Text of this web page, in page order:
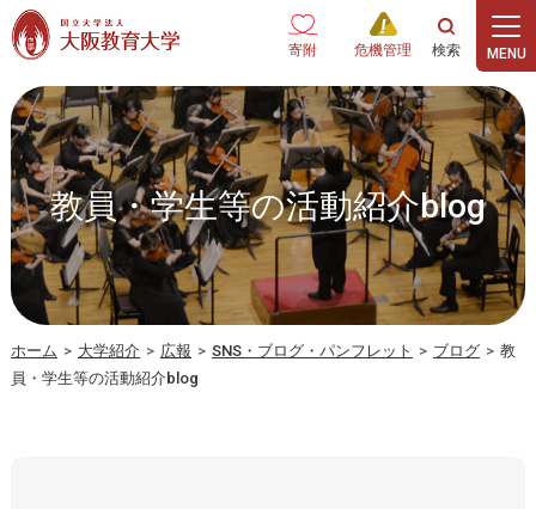
本文へ
寄附 危機管理
教員・学生等の活動紹介blog
ホーム > 大学紹介 > 広報 > SNS・ブログ・パンフレット > ブログ > 教
員・学生等の活動紹介blog